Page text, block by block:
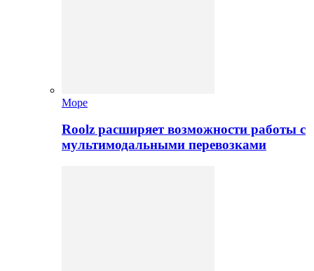
Море
Roolz расширяет возможности работы с
мультимодальными перевозками